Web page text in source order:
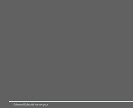
Ethereal Collectie Kamergeur